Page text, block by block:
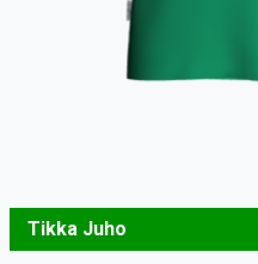
Tikka Juho